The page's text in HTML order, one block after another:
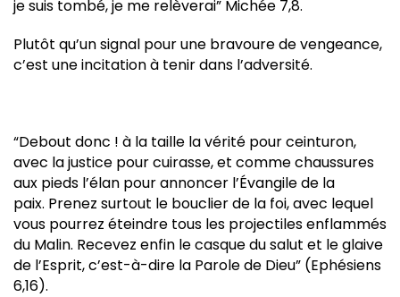
je suis tombé, je me relèverai” Michée 7,8.
Plutôt qu’un signal pour une bravoure de vengeance,
c’est une incitation à tenir dans l’adversité.
“Debout donc ! à la taille la vérité pour ceinturon,
avec la justice pour cuirasse, et comme chaussures
aux pieds l’élan pour annoncer l’Évangile de la
paix. Prenez surtout le bouclier de la foi, avec lequel
vous pourrez éteindre tous les projectiles enflammés
du Malin. Recevez enfin le casque du salut et le glaive
de l’Esprit, c’est-à-dire la Parole de Dieu” (Ephésiens
6,16).